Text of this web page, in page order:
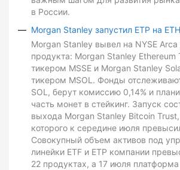
в России.
Morgan Stanley запустил ETP на
Morgan Stanley вывел на NYSE
продукта: Morgan Stanley Ethereum
тикером MSSE и Morgan Stanley
тикером MSOL. Фонды
SOL, берут комиссию 0,14% и
часть монет в стейкинг. Запуск
выхода Morgan Stanley Bitcoin
которого к середине июля
Совокупный объем активов под
линейки ETF и ETP компании
22 продуктах, а 17 июля